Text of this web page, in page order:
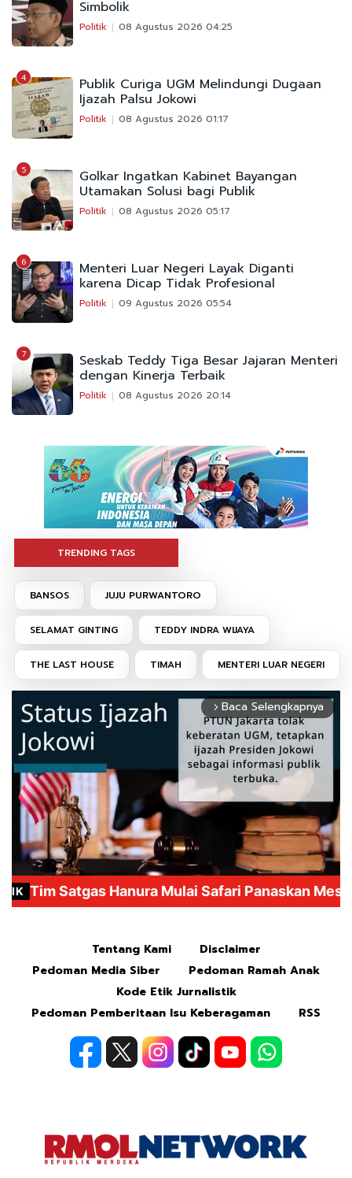
Simbolik
Politik 08 Agustus 2026 04:25
4 Publik Curiga UGM Melindungi Dugaan
Ijazah Palsu Jokowi
Politik 08 Agustus 2026 01:17
5 Golkar Ingatkan Kabinet Bayangan
Utamakan Solusi bagi Publik
Politik 08 Agustus 2026 05:17
6 Menteri Luar Negeri Layak Diganti
karena Dicap Tidak Profesional
Politik 09 Agustus 2026 05:54
7 Seskab Teddy Tiga Besar Jajaran Menteri
dengan Kinerja Terbaik
Politik 08 Agustus 2026 20:14
TRENDING TAGS
BANSOS JUJU PURWANTORO
SELAMAT GINTING TEDDY INDRA WIJAYA
THE LAST HOUSE TIMAH MENTERI LUAR NEGERI
arrow_forward_ios Baca Selengkapnya
Tentang Kami
Disclaimer
Pedoman Media Siber
Pedoman Ramah Anak
Kode Etik Jurnalistik
Pedoman Pemberitaan Isu Keberagaman
RSS